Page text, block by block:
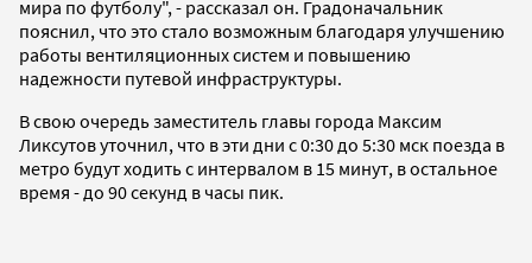
мира по футболу", - рассказал он. Градоначальник
пояснил, что это стало возможным благодаря улучшению
работы вентиляционных систем и повышению
надежности путевой инфраструктуры.
В свою очередь заместитель главы города Максим
Ликсутов уточнил, что в эти дни с 0:30 до 5:30 мск поезда в
метро будут ходить с интервалом в 15 минут, в остальное
время - до 90 секунд в часы пик.